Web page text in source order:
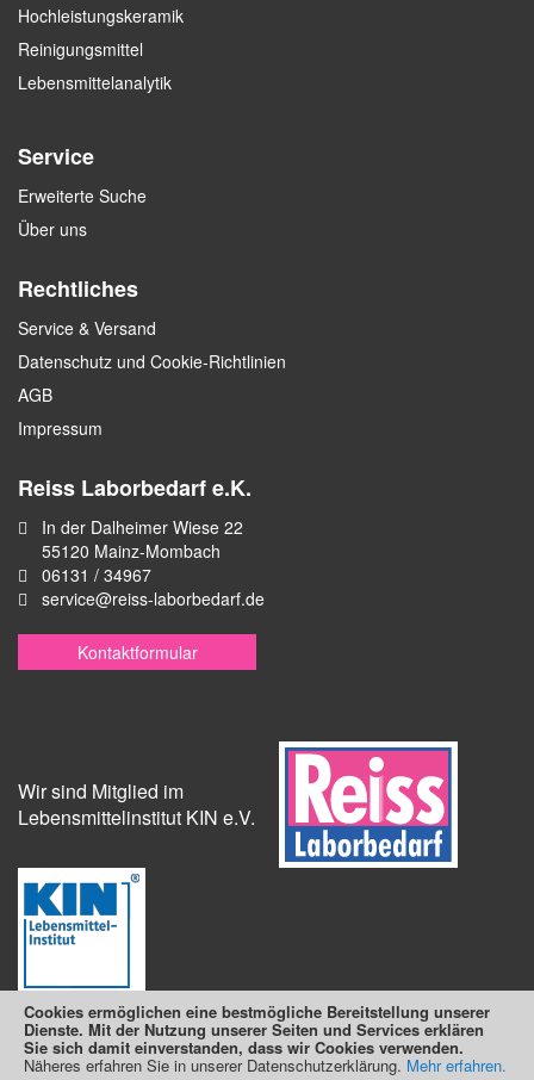
Cookies ermöglichen eine bestmögliche Bereitstellung unserer
Dienste. Mit der Nutzung unserer Seiten und Services erklären
Sie sich damit einverstanden, dass wir Cookies verwenden.
Näheres erfahren Sie in unserer Datenschutzerklärung. Mehr erfahren.
Hochleistungskeramik
Reinigungsmittel
Lebensmittelanalytik
Service
Erweiterte Suche
Über uns
Rechtliches
Service & Versand
Datenschutz und Cookie-Richtlinien
AGB
Impressum
Reiss Laborbedarf e.K.
In der Dalheimer Wiese 22
55120 Mainz-Mombach
06131 / 34967
service@reiss-laborbedarf.de
Kontaktformular
Wir sind Mitglied im
Lebensmittelinstitut KIN e.V.
Suchmaschine unterstützt vonElasticSuite